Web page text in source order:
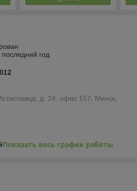
год
д. 24, офис 157, Минск,
Показать весь график работы